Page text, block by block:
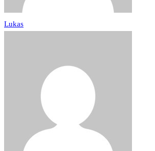
Lukas